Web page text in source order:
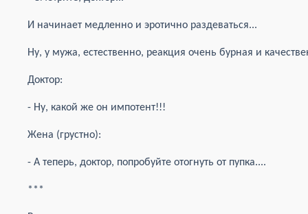
И начинает медленно и эротично раздеваться...
Ну, у мужа, естественно, реакция очень бурная и
Доктор:
- Ну, какой же он импотент!!!
Жена (грустно):
- А теперь, доктор, попробуйте отогнуть от пупка....
***